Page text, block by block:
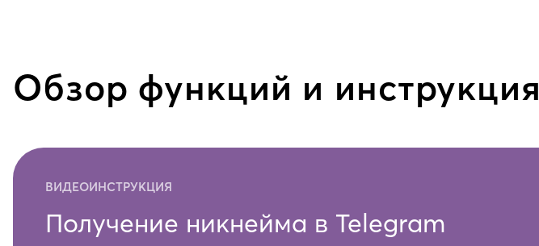
Обзор функций и инструкция
ВИДЕОИНСТРУКЦИЯ
Получение никнейма в Telegram